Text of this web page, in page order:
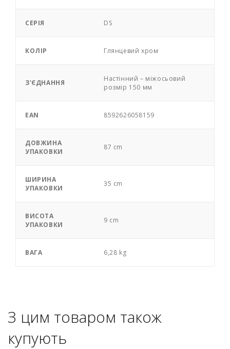
СЕРІЯ DS
КОЛІР Глянцевий хром
З'ЄДНАННЯ
Настінний – міжосьовий
розмір 150 мм
EAN 8592626058159
ДОВЖИНА
УПАКОВКИ
87 cm
ШИРИНА
УПАКОВКИ
35 cm
ВИСОТА
УПАКОВКИ
9 cm
ВАГА 6,28 kg
З цим товаром також
купують